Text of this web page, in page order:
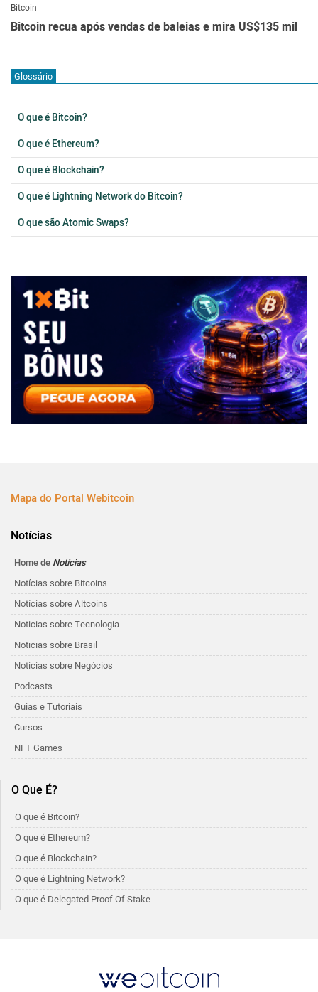
Bitcoin
Bitcoin recua após vendas de baleias e mira US$135 mil
Glossário
O que é Bitcoin?
O que é Ethereum?
O que é Blockchain?
O que é Lightning Network do Bitcoin?
O que são Atomic Swaps?
Mapa do Portal Webitcoin
Notícias
Home de Notícias
Notícias sobre Bitcoins
Notícias sobre Altcoins
Noticias sobre Tecnologia
Noticias sobre Brasil
Noticias sobre Negócios
Podcasts
Guias e Tutoriais
Cursos
NFT Games
O Que É?
O que é Bitcoin?
O que é Ethereum?
O que é Blockchain?
O que é Lightning Network?
O que é Delegated Proof Of Stake